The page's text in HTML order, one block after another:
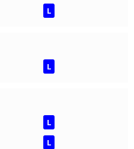
L
L
L
L